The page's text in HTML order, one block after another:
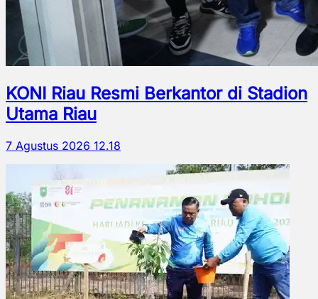
KONI Riau Resmi Berkantor di Stadion
Utama Riau
7 Agustus 2026 12.18